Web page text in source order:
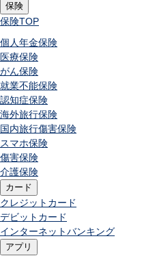
保険
保険TOP
個人年金保険
医療保険
がん保険
就業不能保険
認知症保険
海外旅行保険
国内旅行傷害保険
スマホ保険
傷害保険
介護保険
カード
クレジットカード
デビットカード
インターネットバンキング
アプリ